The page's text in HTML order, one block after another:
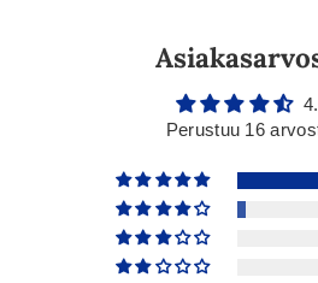
Perustuu 16